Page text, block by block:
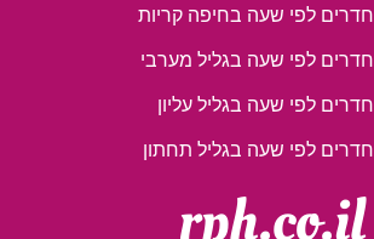
חדרים לפי שעה בחיפה קריות
חדרים לפי שעה בגליל מערבי
חדרים לפי שעה בגליל עליון
חדרים לפי שעה בגליל תחתון
rph.co.il